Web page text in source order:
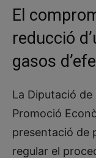
El
reducció
gasos
La Diputació
Promoció
presentació de
regular el